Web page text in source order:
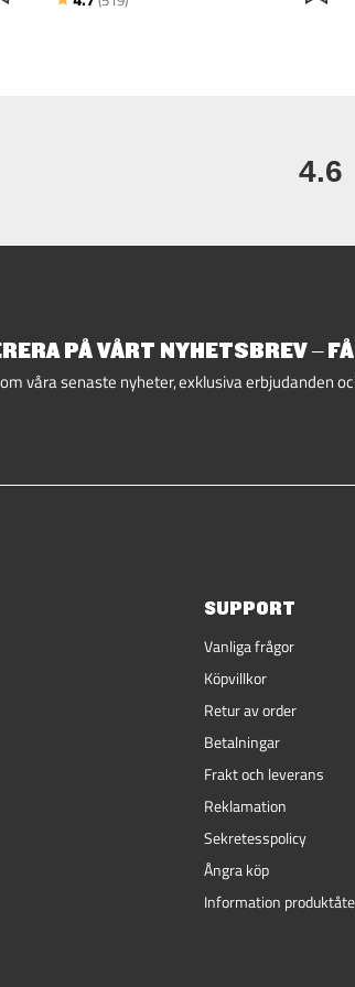
4.6
PÅ VÅRT NYHETSBREV –
våra senaste nyheter, exklusiva erbjudanden
SUPPORT
Vanliga frågor
Köpvillkor
Retur av order
Betalningar
Frakt och leverans
Reklamation
Sekretesspolicy
Ångra köp
Information